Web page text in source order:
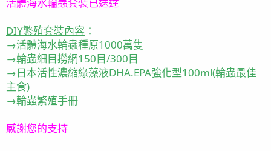
DIY繁殖套裝內容 ：
→活體海水輪蟲種原1000萬隻
→輪蟲細目撈網150目/300目
→日本活性濃縮綠藻液DHA.EPA強化型100ml(輪蟲最佳
主食)
→輪蟲繁殖手冊
感謝您的支持